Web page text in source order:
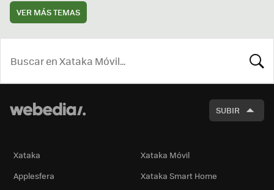
VER MÁS TEMAS
SUBIR
Xataka
Xataka Móvil
Applesfera
Xataka Smart Home